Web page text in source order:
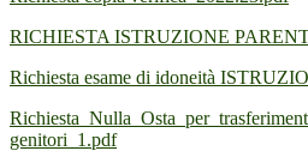
RICHIESTA ISTRUZIONE
Richiesta esame di idoneità
genitori_1.pdf